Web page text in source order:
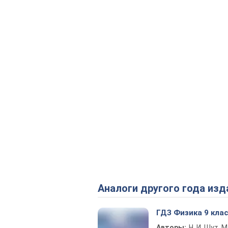
Аналоги другого года
ГДЗ Физика 9